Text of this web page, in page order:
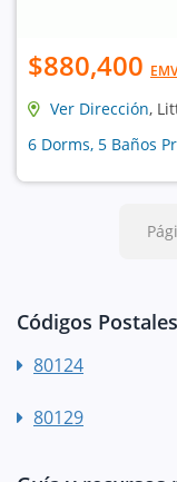
$880,400 EMV
Ver Dirección,
6 Dorms, 5 Baños
Códigos
80124
80129